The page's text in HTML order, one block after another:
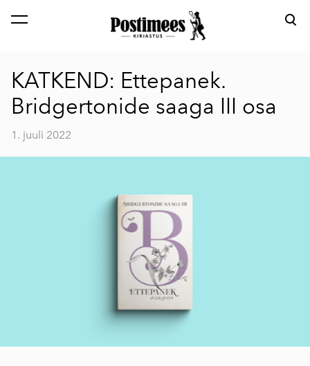
lisati ostukorvi. Vaata ostukorvi
KATKEND: Ettepanek.
Bridgertonide saaga III osa
1. juuli 2022